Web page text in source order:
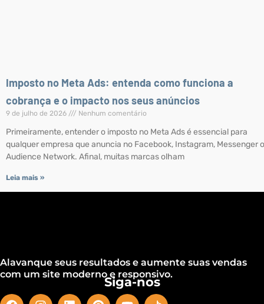
Imposto no Meta Ads: entenda como funciona a
cobrança e o impacto nos seus anúncios
9 de julho de 2026 Nenhum comentário
Primeiramente, entender o imposto no Meta Ads é essencial para
qualquer empresa que anuncia no Facebook, Instagram, Messenger
Audience Network. Afinal, muitas marcas olham
Leia mais »
Alavanque seus resultados e aumente suas vendas
com um site moderno e responsivo.
Siga-nos